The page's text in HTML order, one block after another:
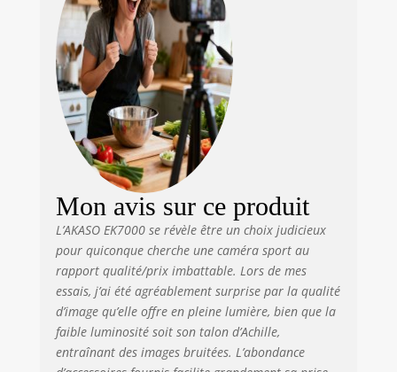
EK7000 est conçue
pour les
environnements
extrêmes. Équipé
d'un boîtier
étanche il peut
prendre des
photos sous l'eau
jusqu'à 40M de
de plein air,
comme la natation,
le surf, etc. Le
paquet contient en
outre un set de 19
accessoires qui
permet de fixer la
caméra presque
partout.
Mon avis sur ce produit
L’AKASO EK7000 se révèle être un choix judicieux
pour quiconque cherche une caméra sport au
rapport qualité/prix imbattable. Lors de mes
essais, j’ai été agréablement surprise par la qualité
d’image qu’elle offre en pleine lumière, bien que la
faible luminosité soit son talon d’Achille,
entraînant des images bruitées. L’abondance